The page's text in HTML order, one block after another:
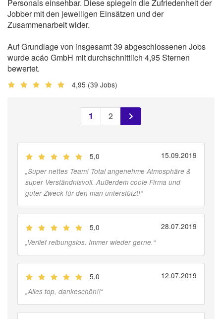
Personals einsehbar. Diese spiegeln die Zufriedenheit der
Jobber mit den jeweiligen Einsätzen und der
Zusammenarbeit wider.
Auf Grundlage von insgesamt 39 abgeschlossenen Jobs
wurde acáo GmbH mit durchschnittlich 4,95 Sternen
bewertet.
4,95 (39 Jobs)
1 2
5,0 15.09.2019
„Super nettes Team! Total angenehme Atmosphäre &
super Verständnisvoll. Außerdem coole Firma und
guter Zweck für den man unterstützt!“
5,0 28.07.2019
„Verlief reibungslos. Immer wieder gerne.“
5,0 12.07.2019
„Alles top, dankeschön!!“